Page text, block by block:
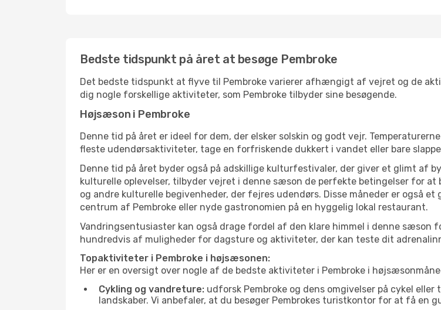
Bedste tidspunkt på året at besøge Pembroke
Det bedste tidspunkt at flyve til Pembroke varierer afhængigt af vejret og de
dig nogle forskellige aktiviteter, som Pembroke tilbyder sine besøgende.
Højsæson i Pembroke
Denne tid på året er ideel for dem, der elsker solskin og godt vejr.
fleste udendørsaktiviteter, tage en forfriskende dukkert i vandet eller bare
Denne tid på året byder også på adskillige kulturfestivaler, der giver et glimt af
kulturelle oplevelser, tilbyder vejret i denne sæson de perfekte betingelser for at
og andre kulturelle begivenheder, der fejres udendørs. Disse måneder er også
centrum af Pembroke eller nyde gastronomien på en hyggelig lokal restaurant.
Vandringsentusiaster kan også drage fordel af den klare himmel i denne sæson
hundredvis af muligheder for dagsture og aktiviteter, der kan teste dit
Topaktiviteter i Pembroke i højsæsonen:
Her er en oversigt over nogle af de bedste aktiviteter i Pembroke i
Cykling og vandreture: udforsk Pembroke og dens omgivelser på cykel
landskaber. Vi anbefaler, at du besøger Pembrokes turistkontor for at få en